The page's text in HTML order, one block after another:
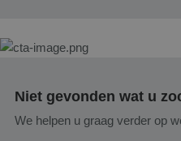
Niet gevonden wat u
We helpen u graag verder op